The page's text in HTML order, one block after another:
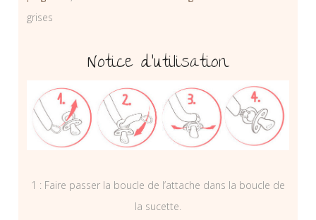
grises
Notice d’utilisation
1 : Faire passer la boucle de l’attache dans la boucle de
la sucette.